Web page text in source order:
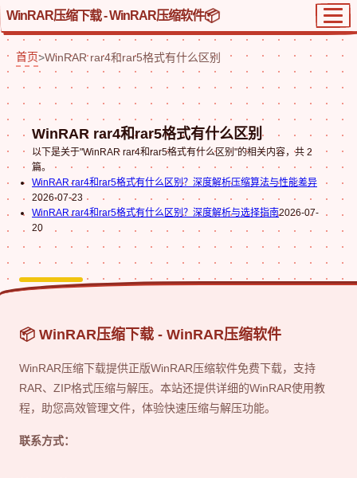
WinRAR压缩下载 - WinRAR压缩软件
首页>WinRAR rar4和rar5格式有什么区别
WinRAR rar4和rar5格式有什么区别
以下是关于"WinRAR rar4和rar5格式有什么区别"的相关内容，共 2
篇。
WinRAR rar4和rar5格式有什么区别？深度解析压缩算法与性能差异
2026-07-23
WinRAR rar4和rar5格式有什么区别？深度解析与选择指南2026-07-
20
📦 WinRAR压缩下载 - WinRAR压缩软件
WinRAR压缩下载提供正版WinRAR压缩软件免费下载，支持
RAR、ZIP格式压缩与解压。本站还提供详细的WinRAR使用教
程，助您高效管理文件，体验快速压缩与解压功能。
联系方式：